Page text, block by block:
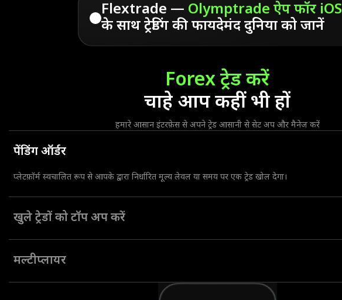
Flextrade — Olymptrade ऐप फॉर iOS
के साथ ट्रेडिंग की फायदेमंद दुनिया को जानें
Forex ट्रेड करें
चाहे आप कहीं भी हों
हमारे आसान इंटरफ़ेस से अपने ट्रेड आसानी से सेट अप और मैनेज करें
पेंडिंग ऑर्डर
प्लेटफ़ॉर्म स्वचालित रूप से आपके द्वारा निर्धारित मूल्य लेवल या समय पर एक ट्रेड खोल देगा।
खुले ट्रेडों को टॉप अप करें
अपने खुले हुए ट्रेड में उतार-चढ़ाव के लचीलेपन को बढ़ाने के लिए उसमें और पैसे जोड़ें।
मल्टीप्लायर
उच्च ट्रेड मूल्यों तक पहुँच पाने के लिए हमारी पूंजी का इस्तेमाल करें।